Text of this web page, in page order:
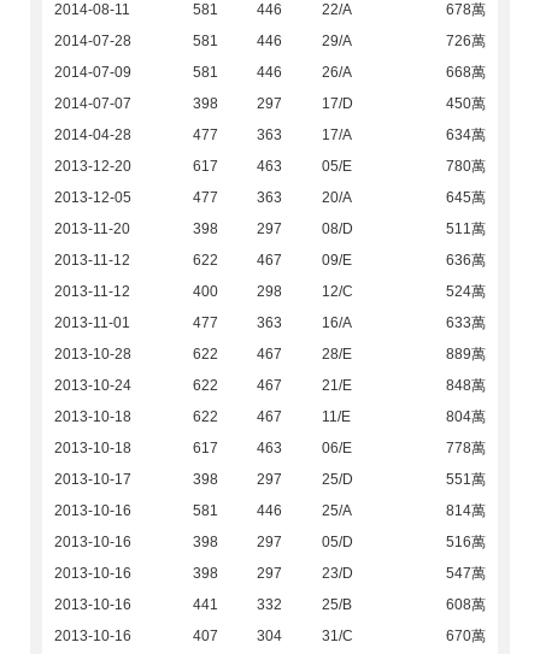
2014-08-11
581 446 22/A
678萬
2014-07-28
581 446 29/A
726萬
2014-07-09
581 446 26/A
668萬
2014-07-07
398 297 17/D
450萬
2014-04-28
477 363 17/A
634萬
2013-12-20
617 463 05/E
780萬
2013-12-05
477 363 20/A
645萬
2013-11-20
398 297 08/D
511萬
2013-11-12
622 467 09/E
636萬
2013-11-12
400 298 12/C
524萬
2013-11-01
477 363 16/A
633萬
2013-10-28
622 467 28/E
889萬
2013-10-24
622 467 21/E
848萬
2013-10-18
622 467 11/E
804萬
2013-10-18
617 463 06/E
778萬
2013-10-17
398 297 25/D
551萬
2013-10-16
581 446 25/A
814萬
2013-10-16
398 297 05/D
516萬
2013-10-16
398 297 23/D
547萬
2013-10-16
441 332 25/B
608萬
2013-10-16
407 304 31/C
670萬